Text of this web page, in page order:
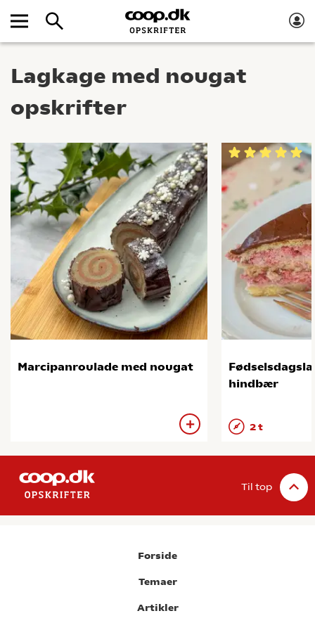
Lagkage med nougat
opskrifter
Marcipanroulade med nougat
hindbær
2 t
Til top
Forside
Temaer
Artikler